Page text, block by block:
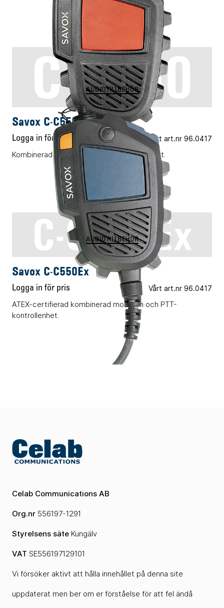
C-C550
AUDIOTILLBEHÖR
Savox C-C550
Logga in för pris Vårt art.nr 96.0417
Kombinerad monofon och PTT-kontrollenhet.
C-C550Ex
AUDIOTILLBEHÖR
Savox C-C550Ex
Logga in för pris Vårt art.nr 96.0417
ATEX-certifierad kombinerad monofon och PTT-
kontrollenhet.
Celab Communications AB
Org.nr 556197-1291
Styrelsens säte Kungälv
VAT SE556197129101
Vi försöker aktivt att hålla innehållet på denna site
uppdaterat men ber om er förståelse för att fel ändå